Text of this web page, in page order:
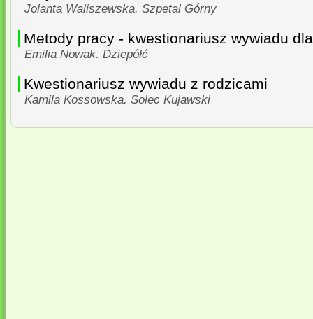
Jolanta Waliszewska. Szpetal Górny
Metody pracy - kwestionariusz wywiadu
Emilia Nowak. Dziepółć
Kwestionariusz wywiadu z rodzicami
Kamila Kossowska. Solec Kujawski